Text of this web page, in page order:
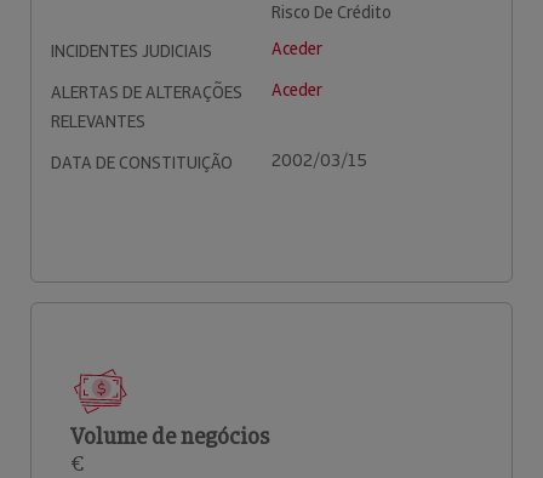
Risco De Crédito
INCIDENTES JUDICIAIS
Aceder
ALERTAS DE ALTERAÇÕES
RELEVANTES
Aceder
DATA DE CONSTITUIÇÃO 2002/03/15
Volume de negócios
€